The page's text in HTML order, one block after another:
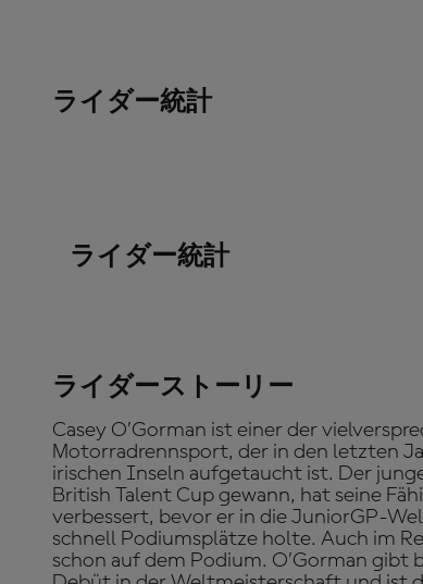
ライダー統計
ライダー統計
ライダーストーリー
Casey O’Gorman ist einer der
Motorradrennsport, der in den letzten
irischen Inseln aufgetaucht ist. Der
British Talent Cup gewann, hat seine
verbessert, bevor er in die JuniorGP-
schnell Podiumsplätze holte. Auch im
schon auf dem Podium. O’Gorman gibt